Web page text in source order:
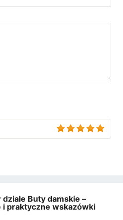
Buty damskie –
i praktyczne wskazówki